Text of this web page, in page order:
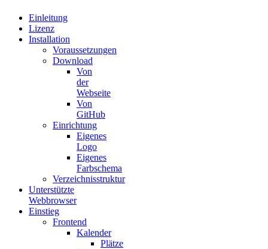
Einleitung
Lizenz
Installation
Voraussetzungen
Download
Von
der
Webseite
Von
GitHub
Einrichtung
Eigenes
Logo
Eigenes
Farbschema
Verzeichnisstruktur
Unterstützte
Webbrowser
Einstieg
Frontend
Kalender
Plätze